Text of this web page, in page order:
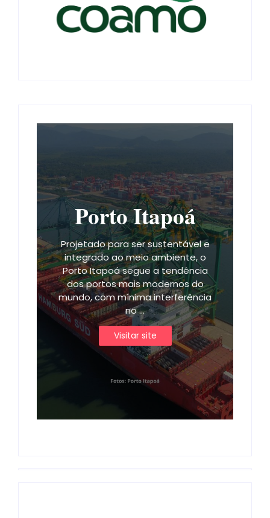
Porto Itapoá
Projetado para ser sustentável e
integrado ao meio ambiente, o
Porto Itapoá segue a tendência
dos portos mais modernos do
mundo, com mínima interferência
no ...
Visitar site